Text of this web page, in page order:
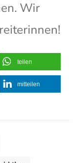
Wir
teilen
mitteilen